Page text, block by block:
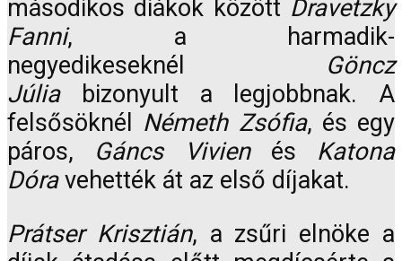
másodikos diákok között Dravetzky
Fanni, a harmadik-
negyedikeseknél Göncz
Júliabizonyult a legjobbnak. A
felsősöknél Németh Zsófia, és egy
páros, Gáncs Vivienés Katona
Dóravehették át az első díjakat.
Prátser Krisztián, a zsűri elnöke a